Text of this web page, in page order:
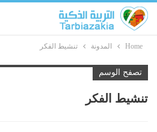
Home المدونة تنشيط الفكر
تصفح الوسم
تنشيط الفكر